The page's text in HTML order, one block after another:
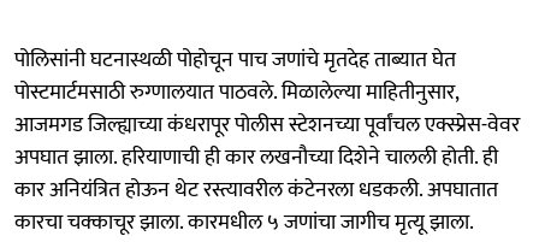
पोलिसांनी घटनास्थळी पोहोचून पाच जणांचे मृतदेह ताब्यात घेत
पोस्टमार्टमसाठी रुग्णालयात पाठवले. मिळालेल्या माहितीनुसार,
आजमगड जिल्ह्याच्या कंधरापूर पोलीस स्टेशनच्या पूर्वांचल एक्स्प्रेस-वेवर
अपघात झाला. हरियाणाची ही कार लखनौच्या दिशेने चालली होती. ही
कार अनियंत्रित होऊन थेट रस्त्यावरील कंटेनरला धडकली. अपघातात
कारचा चक्काचूर झाला. कारमधील ५ जणांचा जागीच मृत्यू झाला.